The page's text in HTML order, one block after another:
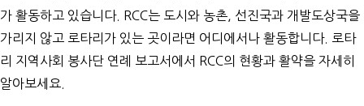
가 활동하고 있습니다. RCC는 도시와 농촌, 선진국과 개발도상국을
가리지 않고 로타리가 있는 곳이라면 어디에서나 활동합니다.
로타
리 지역사회 봉사단 연례 보고서 에서 RCC의 현황과 활약을 자세히
알아보세요.